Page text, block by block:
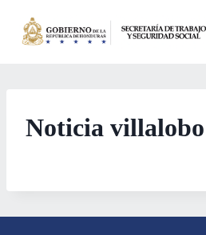
Noticia villalobo